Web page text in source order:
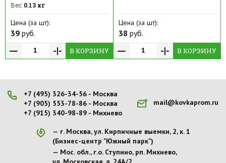
Вес: 0.13 кг
Цена (за шт):
39 руб.
В КОРЗИНУ
Цена (за шт):
38 руб.
В КОРЗИНУ
+7 (495) 326-34-56 - Москва
+7 (905) 553-78-86 - Москва
+7 (915) 340-98-89 - Михнево
mail@kovkaprom.ru
г. Москва, ул. Кирпичные выемки, 2, к. 1
(Бизнес-центр "Южный парк")
Мос. обл., г.о. Ступино, рп. Михнево,